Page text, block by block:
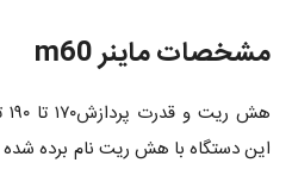
مشخصات ماینر m60
این دستگاه با هش ریت نام برده شده